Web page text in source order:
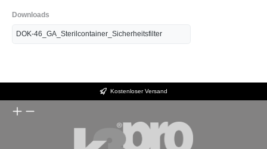
Downloads
DOK-46_GA_Sterilcontainer_Sicherheitsfilter
Kostenloser Versand